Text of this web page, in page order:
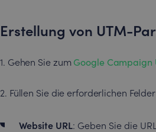
Erstellung von UTM-
1. Gehen Sie zumGoogle Campaign
2. Füllen Sie die erforderlichen
Website URL: Geben Sie die